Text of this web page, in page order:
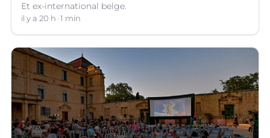
Et ex-international belge.
il y a 20 h 1 min